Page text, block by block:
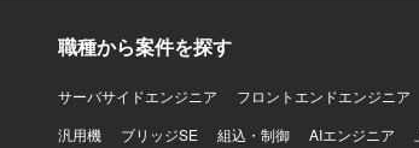
職種から案件を探す
サーバサイドエンジニア フロントエンドエンジニア
汎用機
ブリッジSE 組込・制御 AIエンジニア